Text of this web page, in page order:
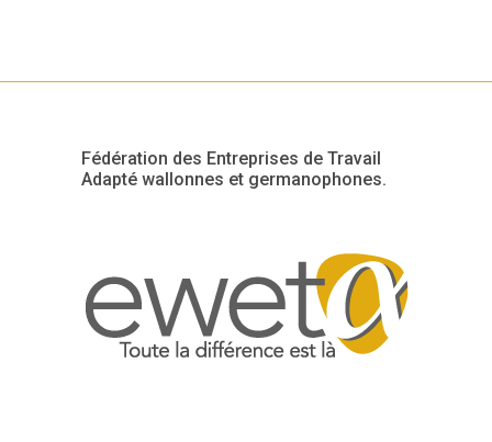
Fédération des Entreprises de Travail
Adapté wallonnes et germanophones.